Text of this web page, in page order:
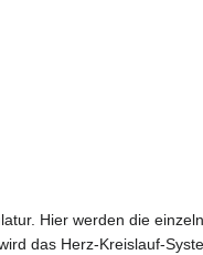
Hier werden die
das Herz-Kreislauf-